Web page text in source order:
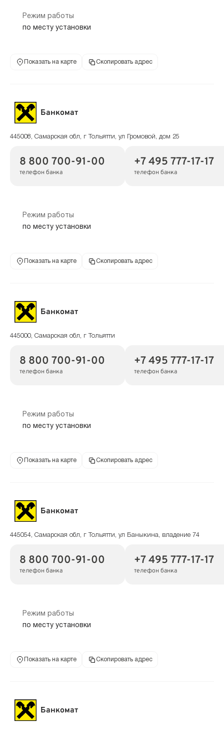
Режим работы
по месту установки
Показать на карте Скопировать адрес
Банкомат
445008, Самарская обл, г Тольятти, ул Громовой, дом 25
8 800 700-91-00
телефон банка
+7 495 777-17-17
телефон банка
Режим работы
по месту установки
Показать на карте Скопировать адрес
Банкомат
445000, Самарская обл, г Тольятти
8 800 700-91-00
телефон банка
+7 495 777-17-17
телефон банка
Режим работы
по месту установки
Показать на карте Скопировать адрес
Банкомат
445054, Самарская обл, г Тольятти, ул Баныкина, владение 74
8 800 700-91-00
телефон банка
+7 495 777-17-17
телефон банка
Режим работы
по месту установки
Показать на карте Скопировать адрес
Банкомат